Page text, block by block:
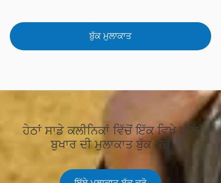
ਬੁੱਕ ਮੁਲਾਕਾਤ
ਹੇਠਾਂ ਸਾਡੇ ਕਲੀਨਿਕਾਂ ਵਿੱਚੋਂ ਇੱਕ ਵਿਖੇ ਪੀਲੇ
ਬੁਖਾਰ ਦੀ ਮੁਲਾਕਾਤ ਬੁੱਕ ਕਰੋ